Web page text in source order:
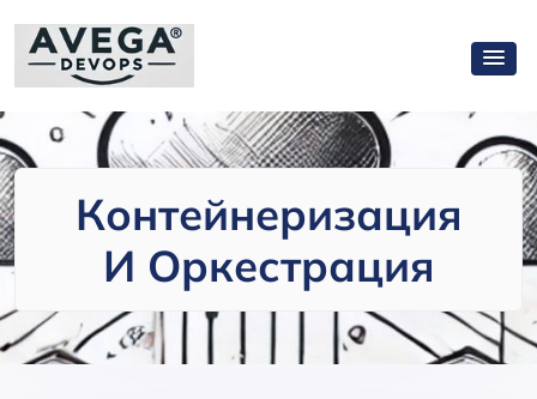
Контейнеризация
И Оркестрация